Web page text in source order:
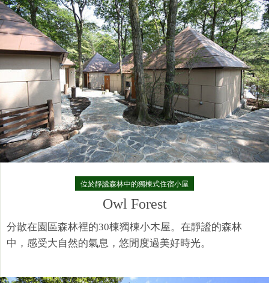
位於靜謐森林中的獨棟式住宿小屋​
Owl Forest
分散在園區森林裡的30棟獨棟小木屋。在靜謐的森林
中，感受大自然的氣息，悠閒度過美好時光。